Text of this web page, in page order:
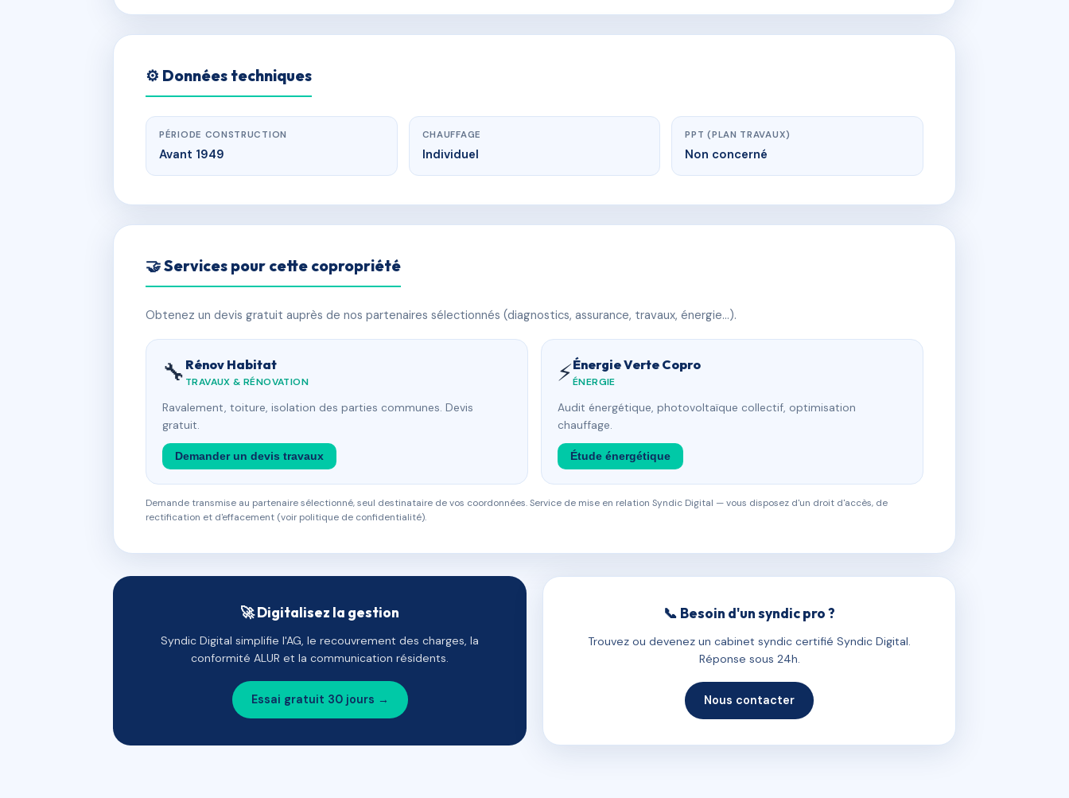
⚙️ Données techniques
PÉRIODE CONSTRUCTION
Avant 1949
CHAUFFAGE
Individuel
PPT (PLAN TRAVAUX)
Non concerné
🤝 Services pour cette copropriété
Obtenez un devis gratuit auprès de nos partenaires sélectionnés (diagnostics, assurance, travaux, énergie…).
🔧 Rénov Habitat
TRAVAUX & RÉNOVATION
Ravalement, toiture, isolation des parties communes. Devis
gratuit.
Demander un devis travaux
⚡Énergie Verte Copro
ÉNERGIE
Audit énergétique, photovoltaïque collectif, optimisation
chauffage.
Étude énergétique
Demande transmise au partenaire sélectionné, seul destinataire de vos coordonnées. Service de mise en relation Syndic Digital — vous disposez d'un droit d'accès, de
rectification et d'effacement (voir politique de confidentialité).
🚀 Digitalisez la gestion
Syndic Digital simplifie l'AG, le recouvrement des charges, la
conformité ALUR et la communication résidents.
Essai gratuit 30 jours →
📞 Besoin d'un syndic pro ?
Trouvez ou devenez un cabinet syndic certifié Syndic Digital.
Réponse sous 24h.
Nous contacter